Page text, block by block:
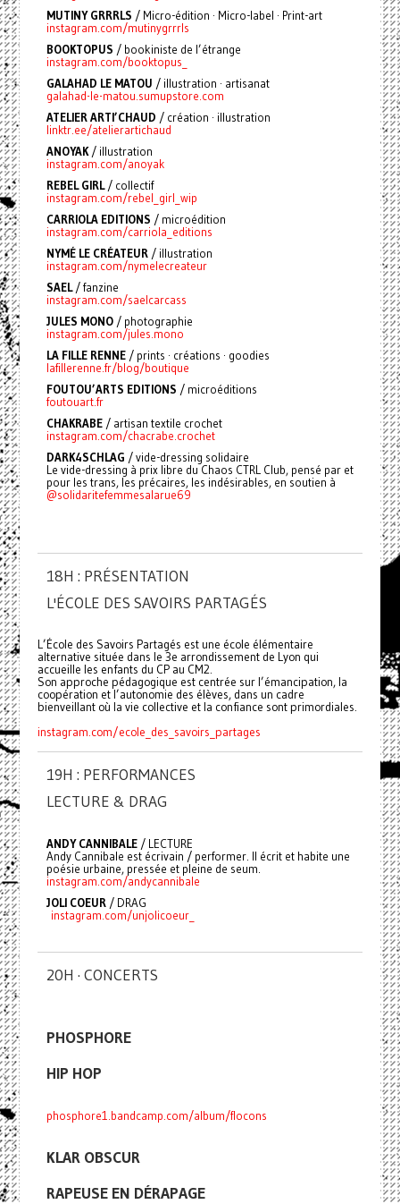
MUTINY GRRRLS / Micro-édition · Micro-label · Print-art
instagram.com/mutinygrrrls
BOOKTOPUS / bookiniste de l’étrange
instagram.com/booktopus_
GALAHAD LE MATOU / illustration · artisanat
galahad-le-matou.sumupstore.com
ATELIER ARTI’CHAUD / création · illustration
linktr.ee/atelierartichaud
ANOYAK/ illustration
instagram.com/anoyak
REBEL GIRL/ collectif
instagram.com/rebel_girl_wip
CARRIOLA EDITIONS / microédition
instagram.com/carriola_editions
NYMÉ LE CRÉATEUR/ illustration
instagram.com/nymelecreateur
SAEL/ fanzine
instagram.com/saelcarcass
JULES MONO/ photographie
instagram.com/jules.mono
LA FILLE RENNE/ prints · créations · goodies
lafillerenne.fr/blog/boutique
FOUTOU’ARTS EDITIONS / microéditions
foutouart.fr
CHAKRABE/ artisan textile crochet
instagram.com/chacrabe.crochet
DARK4SCHLAG / vide-dressing solidaire
Le vide-dressing à prix libre du Chaos CTRL Club, pensé par et
pour les trans, les précaires, les indésirables, en soutien à
@solidaritefemmesalarue69
18H : PRÉSENTATION
L'ÉCOLE DES SAVOIRS PARTAGÉS
L’École des Savoirs Partagés est une école élémentaire
alternative située dans le 3e arrondissement de Lyon qui
accueille les enfants du CP au CM2.
Son approche pédagogique est centrée sur l’émancipation, la
coopération et l’autonomie des élèves, dans un cadre
bienveillant où la vie collective et la confiance sont primordiales.
instagram.com/ecole_des_savoirs_partages
19H : PERFORMANCES
LECTURE & DRAG
ANDY CANNIBALE/ LECTURE
Andy Cannibale est écrivain / performer. Il écrit et habite une
poésie urbaine, pressée et pleine de seum.
instagram.com/andycannibale
JOLI COEUR/ DRAG
instagram.com/unjolicoeur_
20H · CONCERTS
PHOSPHORE
HIP HOP
phosphore1.bandcamp.com/album/flocons
KLAR OBSCUR
RAPEUSE EN DÉRAPAGE